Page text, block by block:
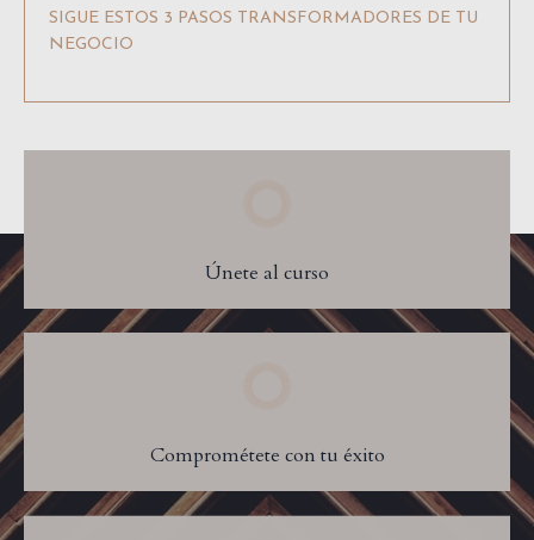
SIGUE ESTOS 3 PASOS TRANSFORMADORES DE TU
NEGOCIO
Únete al curso
Comprométete con tu éxito